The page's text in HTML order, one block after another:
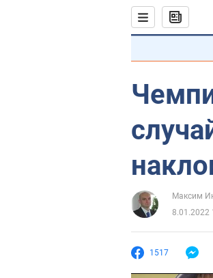
Максим
8.01.2022
1517